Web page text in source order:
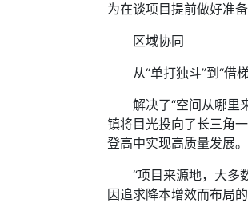
为在谈项目提前做好准备
区域协同
从“单打独斗”到“借
解决了“空间从哪里来
镇将目光投向了长三角
登高中实现高质量发展。
“项目来源地，大多数
因追求降本增效而布局